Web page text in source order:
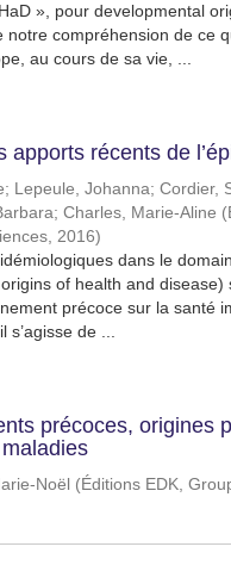
», pour developmental
notre compréhension de ce
au cours de sa vie, ...
apports récents de
; Lepeule, Johanna; Cordier,
; Charles, Marie-Aline (
, 2016)
dans le
of health and disease)
précoce sur la santé
s’agisse de ...
précoces, origines
Noël (Éditions EDK,